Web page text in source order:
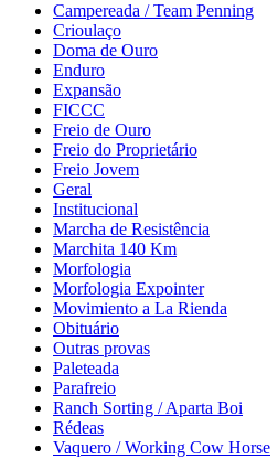
Campereada / Team Penning
Crioulaço
Doma de Ouro
Enduro
Expansão
FICCC
Freio de Ouro
Freio do Proprietário
Freio Jovem
Geral
Institucional
Marcha de Resistência
Marchita 140 Km
Morfologia
Morfologia Expointer
Movimiento a La Rienda
Obituário
Outras provas
Paleteada
Parafreio
Ranch Sorting / Aparta Boi
Rédeas
Vaquero / Working Cow Horse